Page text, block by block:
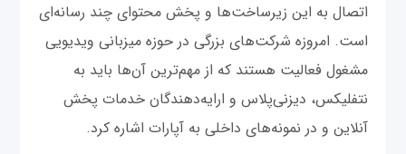
اتصال به این زیرساخت‌ها و پخش محتوای چند رسانه‌‌ای
است. امروزه شرکت‌های بزرگی در حوزه میزبانی ویدیویی
مشغول فعالیت هستند که از مهم‌ترین آن‌ها باید به
نتفلیکس، دیزنی‌پلاس و ارایه‌دهندگان خدمات پخش
آنلاین و در نمونه‌های داخلی به آپارات اشاره کرد.